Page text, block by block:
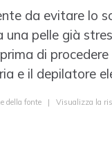
da evitare lo
una pelle già
di
e il depilatore
della fonte | Visualizza la